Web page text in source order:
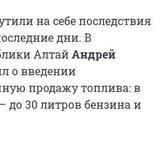
на себе последствия
дни. В
АлтайАндрей
о введении
продажу топлива: в
до 30 литров бензина и